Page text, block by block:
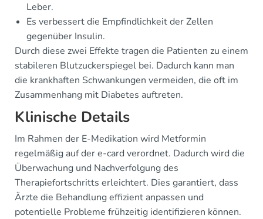
Leber.
Es verbessert die Empfindlichkeit der Zellen
gegenüber Insulin.
Durch diese zwei Effekte tragen die Patienten zu einem
stabileren Blutzuckerspiegel bei. Dadurch kann man
die krankhaften Schwankungen vermeiden, die oft im
Zusammenhang mit Diabetes auftreten.
Klinische Details
Im Rahmen der E-Medikation wird Metformin
regelmäßig auf der e-card verordnet. Dadurch wird die
Überwachung und Nachverfolgung des
Therapiefortschritts erleichtert. Dies garantiert, dass
Ärzte die Behandlung effizient anpassen und
potentielle Probleme frühzeitig identifizieren können.